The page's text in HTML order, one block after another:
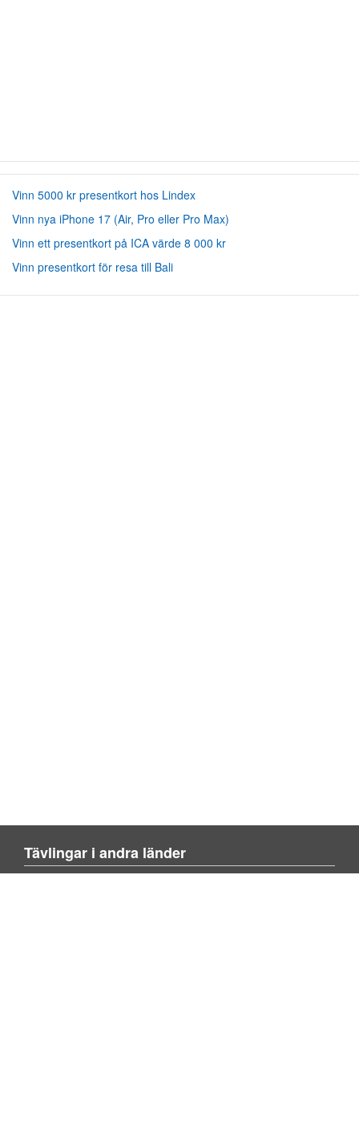
Vinn 5000 kr presentkort hos Lindex
Vinn nya iPhone 17 (Air, Pro eller Pro Max)
Vinn ett presentkort på ICA värde 8 000 kr
Vinn presentkort för resa till Bali
Tävlingar i andra länder